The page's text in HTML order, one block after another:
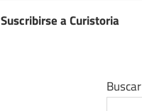
Suscribirse a Curistoria
Buscar